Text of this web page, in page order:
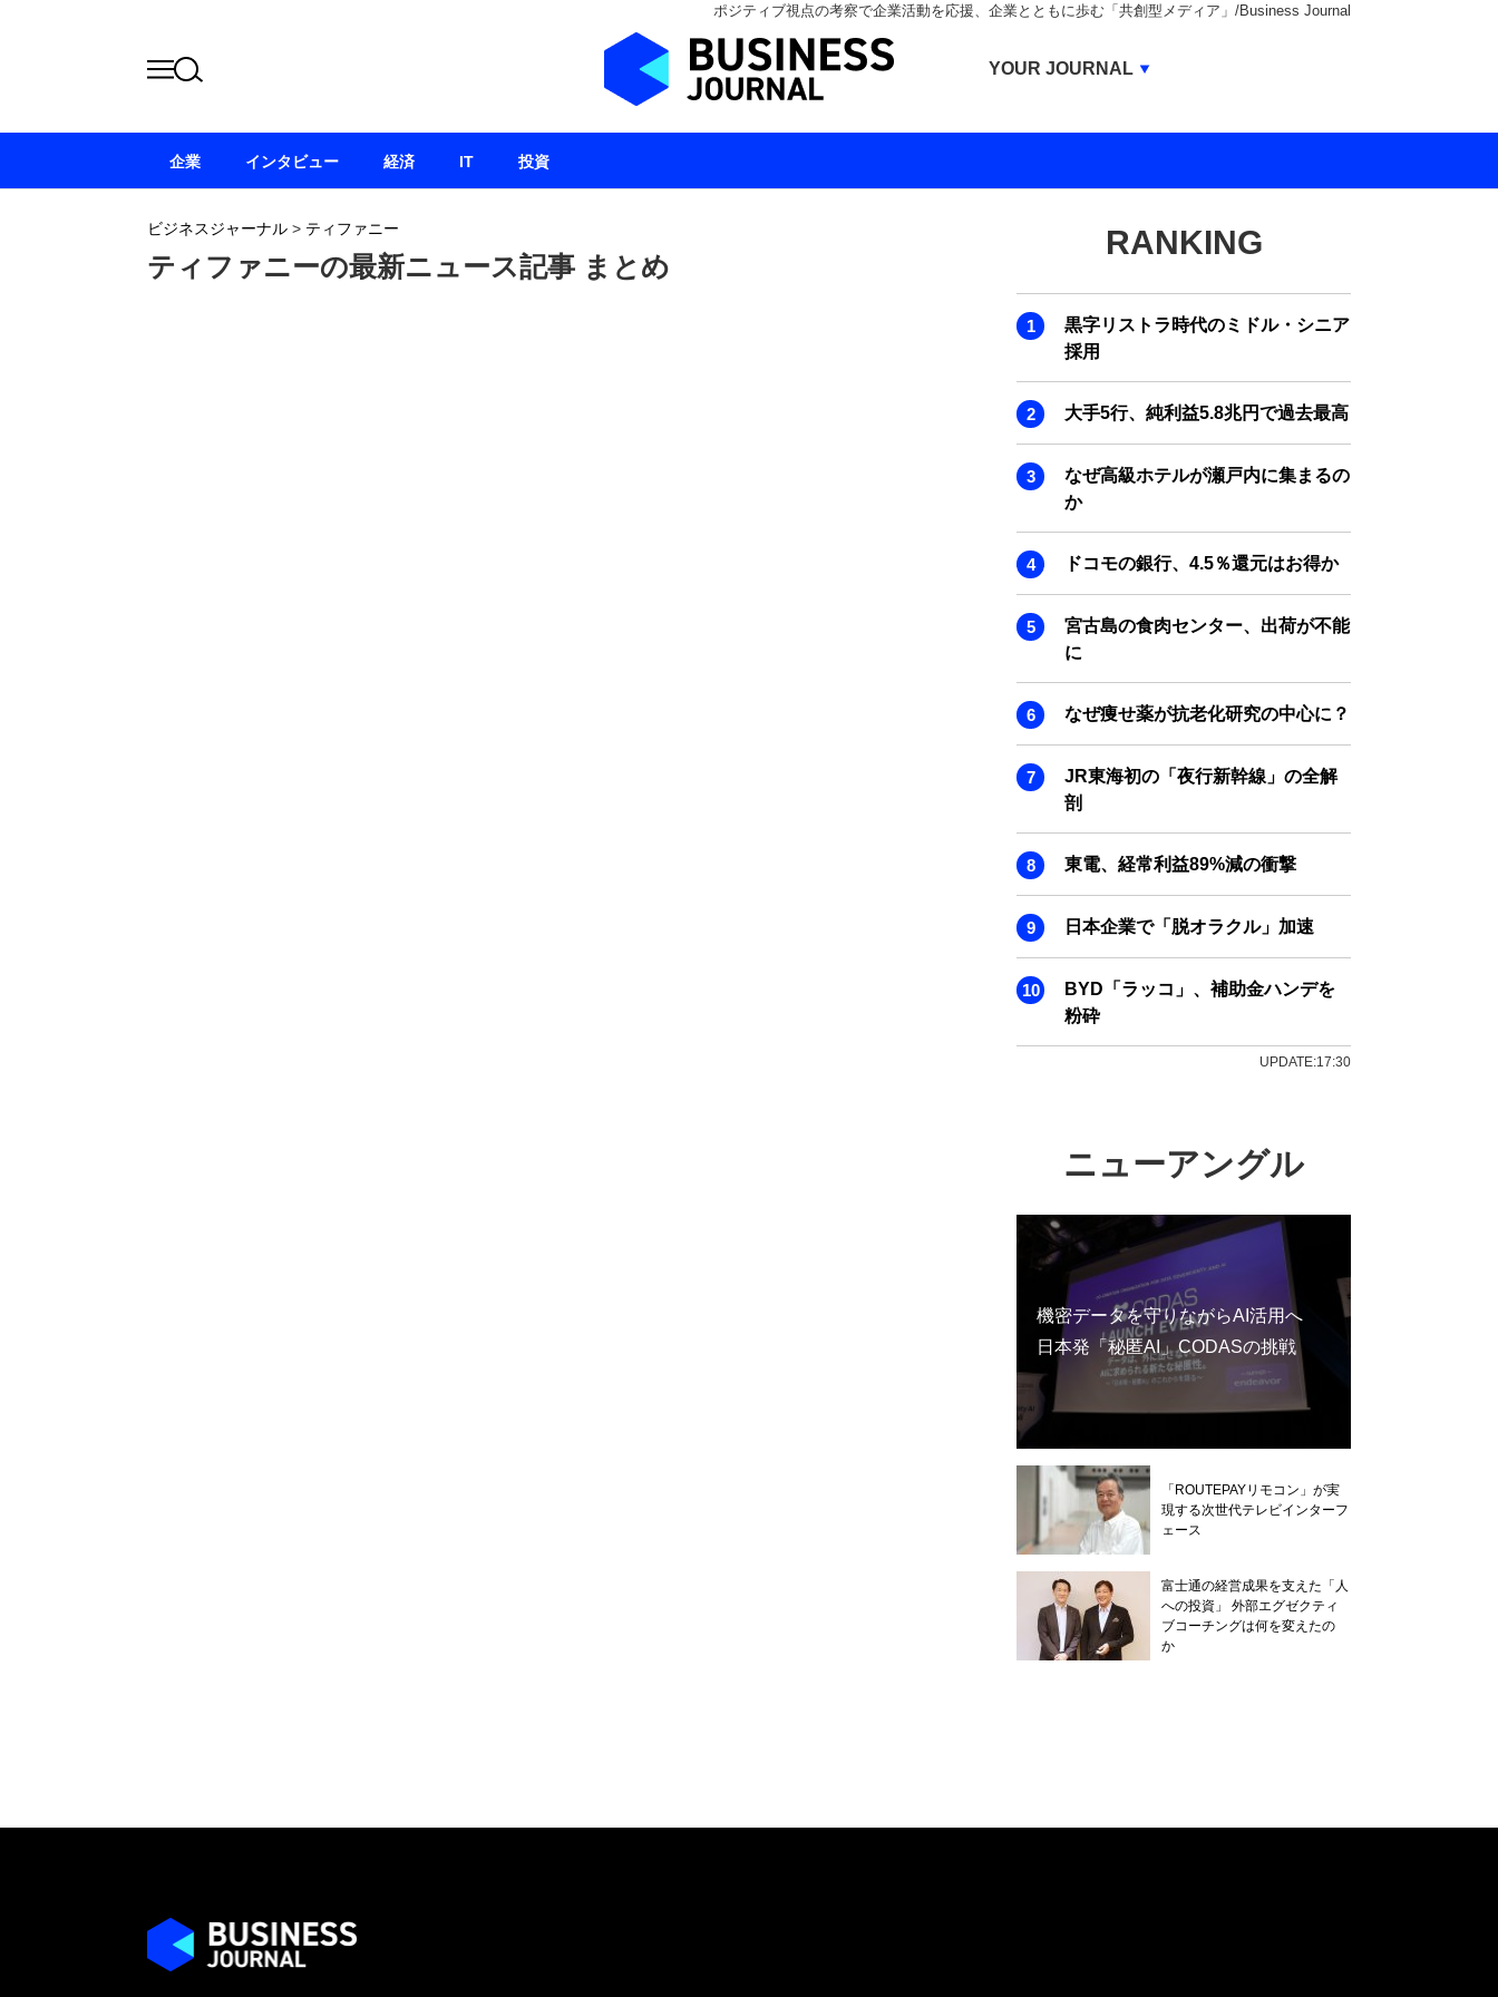
ポジティブ視点の考察で企業活動を応援、企業とともに歩む「共創型メディア」/Business Journal
ビジネスジャーナル > ティファニー
ティファニーの最新ニュース記事 まとめ
RANKING
黒字リストラ時代のミドル・シニア
採用
大手5行、純利益5.8兆円で過去最高
なぜ高級ホテルが瀬戸内に集まるの
か
ドコモの銀行、4.5％還元はお得か
宮古島の食肉センター、出荷が不能
に
なぜ痩せ薬が抗老化研究の中心に？
JR東海初の「夜行新幹線」の全解
剖
東電、経常利益89%減の衝撃
日本企業で「脱オラクル」加速
BYD「ラッコ」、補助金ハンデを
粉砕
UPDATE:17:30
ニューアングル
機密データを守りながらAI活用へ
日本発「秘匿AI」CODASの挑戦
「ROUTEPAYリモコン」が実
現する次世代テレビインターフ
ェース
富士通の経営成果を支えた「人
への投資」 外部エグゼクティ
ブコーチングは何を変えたの
か
企業 インタビュー 経済 IT 投資
YOUR JOURNAL
BUSINESS JOURNAL
IVS JOURNAL
ENERGY MANAGEMENT JOURNAL
INBOUND JOURNAL
LIFE ENDING JOURNAL
AI JOURNAL
REAL ESTATE BROKERAGE JOURNAL
SMART MARKETING JOURNAL